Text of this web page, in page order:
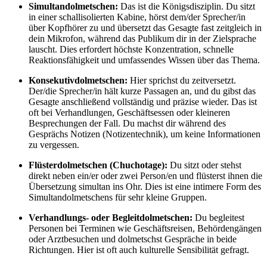
Simultandolmetschen: Das ist die Königsdisziplin. Du sitzt
in einer schallisolierten Kabine, hörst dem/der Sprecher/in
über Kopfhörer zu und übersetzt das Gesagte fast zeitgleich in
dein Mikrofon, während das Publikum dir in der Zielsprache
lauscht. Dies erfordert höchste Konzentration, schnelle
Reaktionsfähigkeit und umfassendes Wissen über das Thema.
Konsekutivdolmetschen: Hier sprichst du zeitversetzt.
Der/die Sprecher/in hält kurze Passagen an, und du gibst das
Gesagte anschließend vollständig und präzise wieder. Das ist
oft bei Verhandlungen, Geschäftsessen oder kleineren
Besprechungen der Fall. Du machst dir während des
Gesprächs Notizen (Notizentechnik), um keine Informationen
zu vergessen.
Flüsterdolmetschen (Chuchotage): Du sitzt oder stehst
direkt neben ein/er oder zwei Person/en und flüsterst ihnen die
Übersetzung simultan ins Ohr. Dies ist eine intimere Form des
Simultandolmetschens für sehr kleine Gruppen.
Verhandlungs- oder Begleitdolmetschen: Du begleitest
Personen bei Terminen wie Geschäftsreisen, Behördengängen
oder Arztbesuchen und dolmetschst Gespräche in beide
Richtungen. Hier ist oft auch kulturelle Sensibilität gefragt.